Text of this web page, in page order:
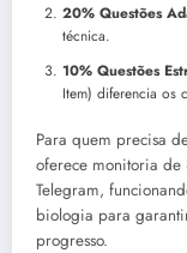
20% Questões
técnica.
10% Questões
Item) diferencia os
Para quem precisa
oferece monitoria de
Telegram,
biologia para
progresso.